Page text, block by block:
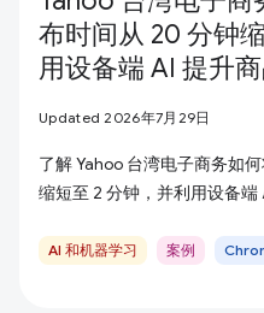
布时间从 20 分钟
用设备端 AI 提升
Updated 2026年7月29日
了解 Yahoo 台湾电子商务如
缩短至 2 分钟，并利用设备端
AI 和机器学习 案例